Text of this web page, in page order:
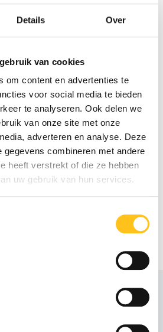
Details Over
van cookies
om content en advertenties te
voor social media te bieden
te analyseren. Ook delen we
van onze site met onze
adverteren en analyse. Deze
gegevens combineren met andere
heeft verstrekt of die ze hebben
uw gebruik van hun services.